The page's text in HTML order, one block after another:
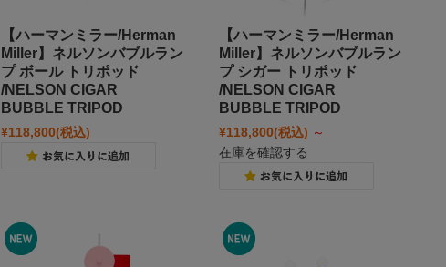
【ハーマンミラー/Herman
Miller】ネルソンバブルラン
プ ボール トリポッド
/NELSON CIGAR
BUBBLE TRIPOD
¥118,800(税込)
【ハーマンミラー/Herman
Miller】ネルソンバブルラン
プ シガー トリポッド
/NELSON CIGAR
BUBBLE TRIPOD
¥118,800(税込) ～
在庫を確認する